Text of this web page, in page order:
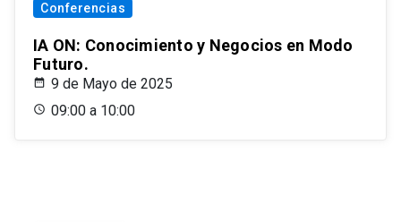
Conferencias
IA ON: Conocimiento y Negocios en Modo
Futuro.
9 de Mayo de 2025
09:00 a 10:00